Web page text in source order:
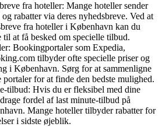
fra hoteller: Mange hoteller sender
rabatter via deres nyhedsbreve. Ved at
fra hoteller i København kan du
at få besked om specielle tilbud.
Bookingportaler som Expedia,
tilbyder ofte specielle priser og
i København. Sørg for at sammenligne
for at finde den bedste mulighed.
tilbud: Hvis du er fleksibel med dine
fordel af last minute-tilbud på
Mange hoteller tilbyder rabatter for
i sidste øjeblik.